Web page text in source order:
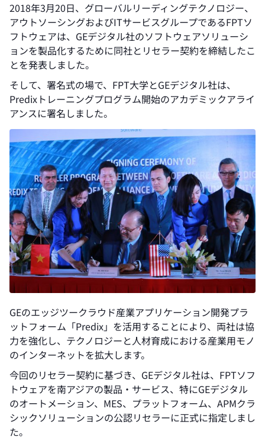
2018年3月20日、グローバルリーディングテクノロジー、
アウトソーシングおよびITサービスグループであるFPTソ
フトウェアは、GEデジタル社のソフトウェアソリューシ
ョンを製品化するために同社とリセラー契約を締結したこ
とを発表しました。
そして、署名式の場で、FPT大学とGEデジタル社は、
Predixトレーニングプログラム開始のアカデミックアライ
アンスに署名しました。
GEのエッジツークラウド産業アプリケーション開発プラ
ットフォーム「Predix」を活用することにより、両社は協
力を強化し、テクノロジーと人材育成における産業用モノ
のインターネットを拡大します。
今回のリセラー契約に基づき、GEデジタル社は、FPTソフ
トウェアを南アジアの製品・サービス、特にGEデジタル
のオートメーション、MES、プラットフォーム、APMクラ
シックソリューションの公認リセラーに正式に指定しまし
た。